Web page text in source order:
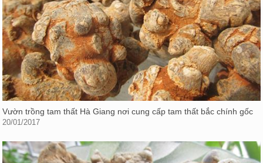
Vườn trồng tam thất Hà Giang nơi cung cấp tam thất bắc chính gốc
20/01/2017